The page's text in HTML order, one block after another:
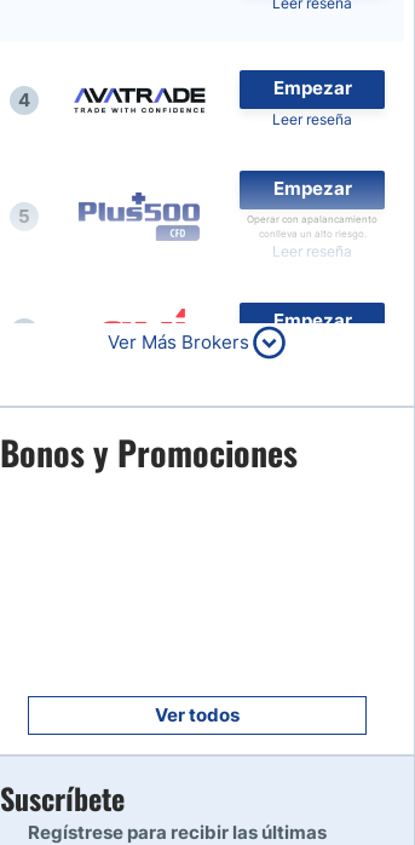
4
Empezar
Leer reseña
5
Empezar
Operar con apalancamiento
conlleva un alto riesgo.
Leer reseña
Empezar
Leer reseña
7
Leer reseña
Leer reseña
10
Ver Más Brokers
Bonos y Promociones
Ver todos
Suscríbete
Regístrese para recibir las últimas